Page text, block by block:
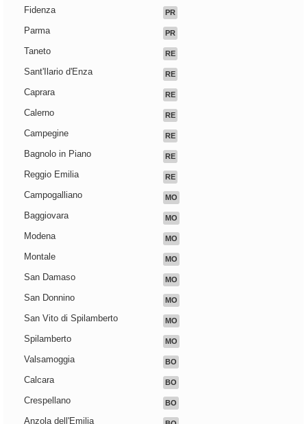
Fidenza PR
Parma PR
Taneto RE
Sant'Ilario d'Enza RE
Caprara RE
Calerno RE
Campegine RE
Bagnolo in Piano RE
Reggio Emilia RE
Campogalliano MO
Baggiovara MO
Modena MO
Montale MO
San Damaso MO
San Donnino MO
San Vito di Spilamberto MO
Spilamberto MO
Valsamoggia BO
Calcara BO
Crespellano BO
Anzola dell'Emilia